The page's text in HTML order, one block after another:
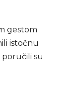
gestom
istočnu
su